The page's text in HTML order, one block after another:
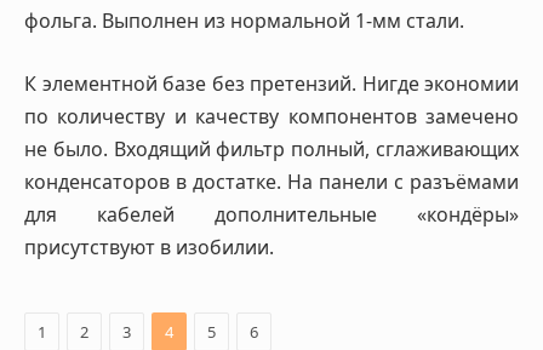
фольга. Выполнен из нормальной 1-мм стали.
К элементной базе без претензий. Нигде экономии
по количеству и качеству компонентов замечено
не было. Входящий фильтр полный, сглаживающих
конденсаторов в достатке. На панели с разъёмами
для кабелей дополнительные «кондёры»
присутствуют в изобилии.
1 2 3 4 5 6